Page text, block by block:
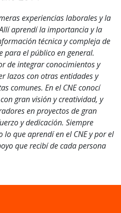
experiencias laborales y la
aprendí la importancia y la
técnica y compleja de
para el público en general.
de integrar conocimientos y
lazos con otras entidades y
comunes. En el CNE conocí
gran visión y creatividad, y
en proyectos de gran
y dedicación. Siempre
que aprendí en el CNE y por el
que recibí de cada persona